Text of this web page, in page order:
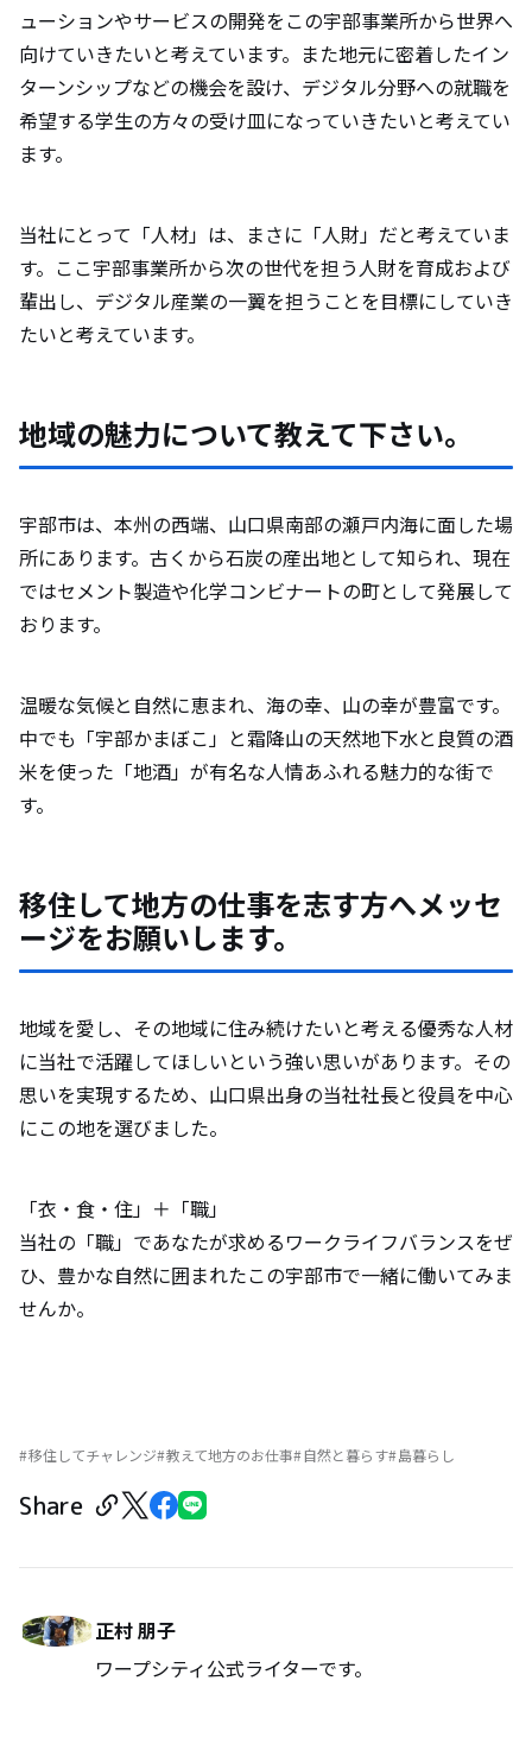
ューションやサービスの開発をこの宇部事業所から世界へ
向けていきたいと考えています。また地元に密着したイン
ターンシップなどの機会を設け、デジタル分野への就職を
希望する学生の方々の受け皿になっていきたいと考えてい
ます。
当社にとって「人材」は、まさに「人財」だと考えていま
す。ここ宇部事業所から次の世代を担う人財を育成および
輩出し、デジタル産業の一翼を担うことを目標にしていき
たいと考えています。
地域の魅力について教えて下さい。
宇部市は、本州の西端、山口県南部の瀬戸内海に面した場
所にあります。古くから石炭の産出地として知られ、現在
ではセメント製造や化学コンビナートの町として発展して
おります。
温暖な気候と自然に恵まれ、海の幸、山の幸が豊富です。
中でも「宇部かまぼこ」と霜降山の天然地下水と良質の酒
米を使った「地酒」が有名な人情あふれる魅力的な街で
す。
移住して地方の仕事を志す方へメッセ
ージをお願いします。
地域を愛し、その地域に住み続けたいと考える優秀な人材
に当社で活躍してほしいという強い思いがあります。その
思いを実現するため、山口県出身の当社社長と役員を中心
にこの地を選びました。
「衣・食・住」＋「職」
当社の「職」であなたが求めるワークライフバランスをぜ
ひ、豊かな自然に囲まれたこの宇部市で一緒に働いてみま
せんか。
移住してチャレンジ 教えて地方のお仕事 自然と暮らす 島暮らし
Share
正村 朋子
ワープシティ公式ライターです。